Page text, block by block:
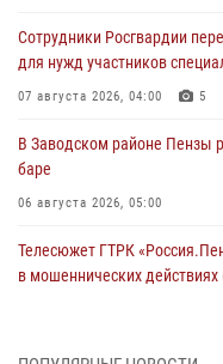
Сотрудники Росгвардии
для нужд участников
07 августа 2026, 04:00 5
В Заводском районе Пензы
баре
06 августа 2026, 05:00
Телесюжет ГТРК
в мошеннических действиях
В Заречном росгвардейцы